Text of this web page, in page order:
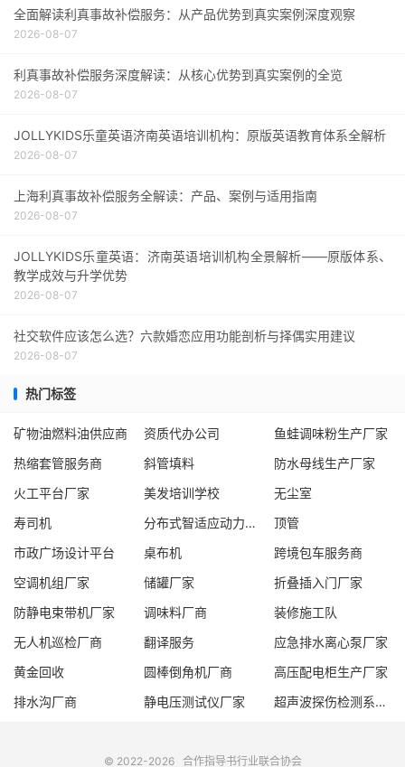
全面解读利真事故补偿服务：从产品优势到真实案例深度观察
2026-08-07
利真事故补偿服务深度解读：从核心优势到真实案例的全览
2026-08-07
JOLLYKIDS乐童英语济南英语培训机构：原版英语教育体系全解析
2026-08-07
上海利真事故补偿服务全解读：产品、案例与适用指南
2026-08-07
JOLLYKIDS乐童英语：济南英语培训机构全景解析——原版体系、
教学成效与升学优势
2026-08-07
社交软件应该怎么选？六款婚恋应用功能剖析与择偶实用建议
2026-08-07
热门标签
矿物油燃料油供应商 资质代办公司
鱼蛙调味粉生产厂家
热缩套管服务商
斜管填料
防水母线生产厂家
火工平台厂家
美发培训学校
无尘室
寿司机
分布式智适应动力模块厂家
顶管
市政广场设计平台
桌布机
跨境包车服务商
空调机组厂家
储罐厂家
折叠插入门厂家
防静电束带机厂家
调味料厂商
装修施工队
无人机巡检厂商
翻译服务
应急排水离心泵厂家
黄金回收
圆棒倒角机厂商
高压配电柜生产厂家
排水沟厂商
静电压测试仪厂家 超声波探伤检测系统厂家
© 2022-2026 合作指导书行业联合协会